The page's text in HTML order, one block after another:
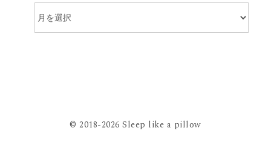
© 2018-2026 Sleep like a pillow